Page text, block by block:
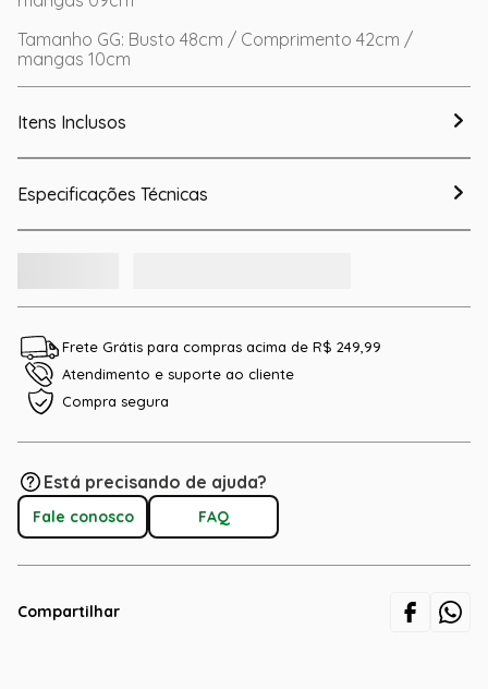
Tamanho GG: Busto 48cm / Comprimento 42cm /
mangas 10cm
Itens Inclusos
Especificações Técnicas
Frete Grátis para compras acima de R$ 249,99
Atendimento e suporte ao cliente
Compra segura
Está precisando de ajuda?
Fale conosco FAQ
Compartilhar